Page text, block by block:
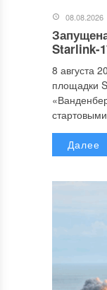
08.08.2026
Starlink-
8 августа
площадки
Далее